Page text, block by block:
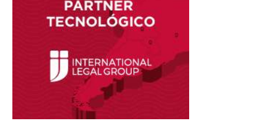
Ley que protege a la madre trabajadora
contra el despido arbitrario
Ley que modifica el TUO de la Ley del
Sistema Privado de AFPs